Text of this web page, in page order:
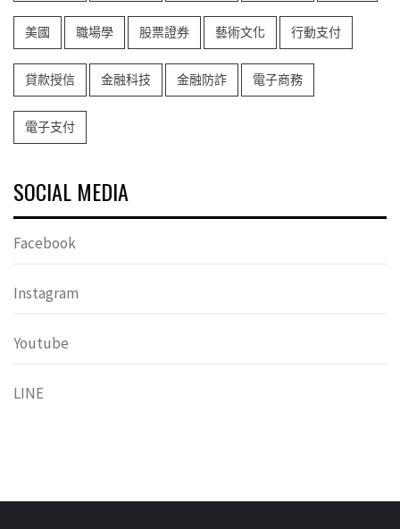
美國 職場學 股票證券 藝術文化 行動支付
貸款授信 金融科技 金融防詐 電子商務
電子支付
SOCIAL MEDIA
Facebook
Instagram
Youtube
LINE